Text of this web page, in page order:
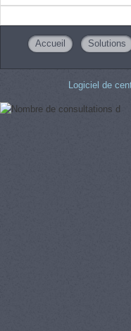
Accueil Solutions
Logiciel de